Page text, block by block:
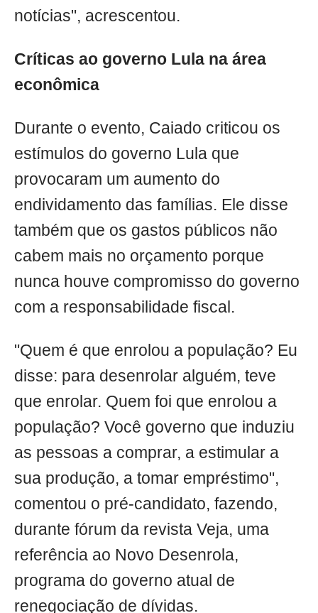
notícias", acrescentou.
Críticas ao governo Lula na área
econômica
Durante o evento, Caiado criticou os
estímulos do governo Lula que
provocaram um aumento do
endividamento das famílias. Ele disse
também que os gastos públicos não
cabem mais no orçamento porque
nunca houve compromisso do governo
com a responsabilidade fiscal.
"Quem é que enrolou a população? Eu
disse: para desenrolar alguém, teve
que enrolar. Quem foi que enrolou a
população? Você governo que induziu
as pessoas a comprar, a estimular a
sua produção, a tomar empréstimo",
comentou o pré-candidato, fazendo,
durante fórum da revista Veja, uma
referência ao Novo Desenrola,
programa do governo atual de
renegociação de dívidas.